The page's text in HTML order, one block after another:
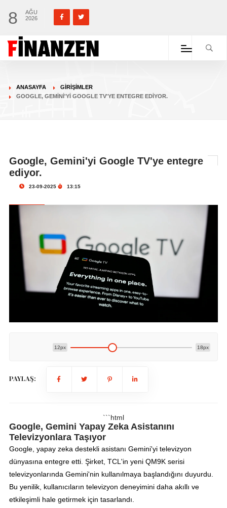
8
AĞU
2026
ANASAYFA
GIRIŞIMLER
GOOGLE, GEMINI'YI GOOGLE TV'YE ENTEGRE EDIYOR.
Google, Gemini'yi Google TV'ye entegre
ediyor.
23-09-2025 13:15
12px 18px
PAYLAŞ:
```html
Google, Gemini Yapay Zeka Asistanını
Televizyonlara Taşıyor
Google, yapay zeka destekli asistanı Gemini'yi televizyon
dünyasına entegre etti. Şirket, TCL'in yeni QM9K serisi
televizyonlarında Gemini'nin kullanılmaya başlandığını duyurdu.
Bu yenilik, kullanıcıların televizyon deneyimini daha akıllı ve
etkileşimli hale getirmek için tasarlandı.